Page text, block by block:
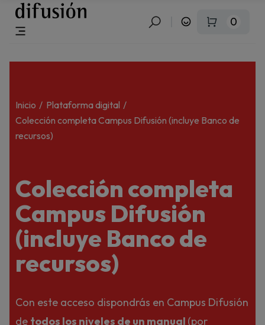
0
Inicio
Plataforma digital
Colección completa Campus Difusión (incluye Banco de
recursos)
Colección completa
Campus Difusión
(incluye Banco de
recursos)
Con este acceso dispondrás en Campus Difusión
de todos los niveles de un manual (por